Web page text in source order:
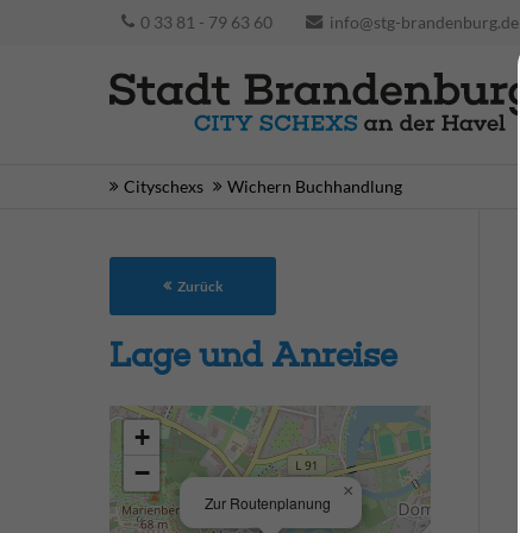
0 33 81 - 79 63 60 info@stg-brandenburg.de
Cityschexs Wichern Buchhandlung
Zurück
Lage und Anreise
Zur Routenplanung
×
+
−